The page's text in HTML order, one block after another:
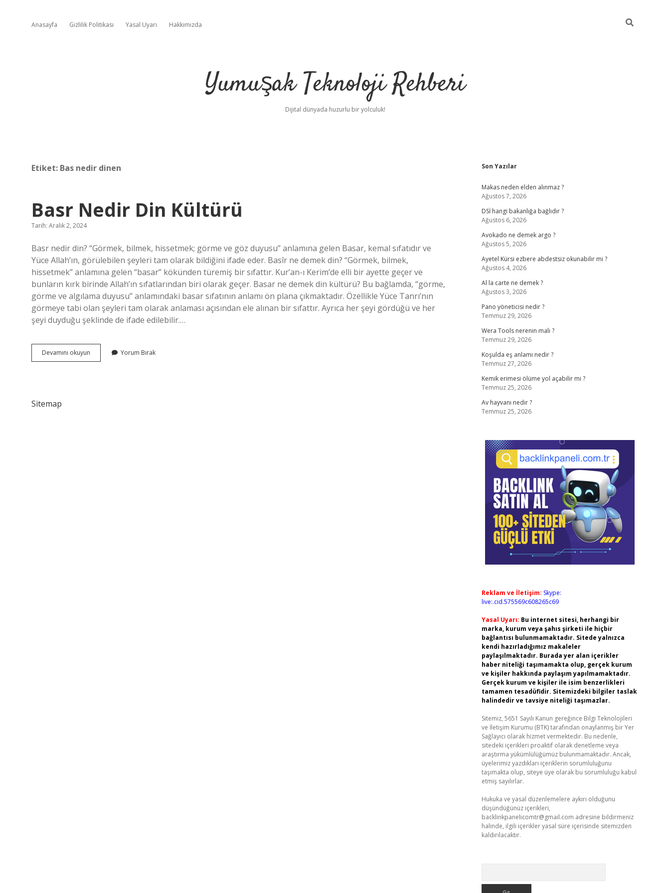
Anasayfa Gizlilik Politikası Yasal Uyarı Hakkımızda
Yumuşak Teknoloji Rehberi
Dijital dünyada huzurlu bir yolculuk!
Etiket: Bas nedir dinen
Basr Nedir Din Kültürü
Tarih: Aralık 2, 2024
Basr nedir din? “Görmek, bilmek, hissetmek; görme ve göz duyusu” anlamına gelen Basar, kemal sıfatıdır ve
Yüce Allah’ın, görülebilen şeyleri tam olarak bildiğini ifade eder. Basîr ne demek din? “Görmek, bilmek,
hissetmek” anlamına gelen “basar” kökünden türemiş bir sıfattır. Kur’an-ı Kerim’de elli bir ayette geçer ve
bunların kırk birinde Allah’ın sıfatlarından biri olarak geçer. Basar ne demek din kültürü? Bu bağlamda, “görme,
görme ve algılama duyusu” anlamındaki basar sıfatının anlamı ön plana çıkmaktadır. Özellikle Yüce Tanrı’nın
görmeye tabi olan şeyleri tam olarak anlaması açısından ele alınan bir sıfattır. Ayrıca her şeyi gördüğü ve her
şeyi duyduğu şeklinde de ifade edilebilir.…
Devamını okuyun
Nedir
Yorum Bırak
Sitemap
Sidebar
Son Yazılar
Makas neden elden alınmaz ?
Ağustos 7, 2026
DSİ hangi bakanlığa bağlıdır ?
Ağustos 6, 2026
Avokado ne demek argo ?
Ağustos 5, 2026
Ayetel Kürsi ezbere abdestsiz okunabilir mi ?
Ağustos 4, 2026
Al la carte ne demek ?
Ağustos 3, 2026
Pano yöneticisi nedir ?
Temmuz 29, 2026
Wera Tools nerenin malı ?
Temmuz 29, 2026
Koşulda eş anlamı nedir ?
Temmuz 27, 2026
Kemik erimesi ölüme yol açabilir mi ?
Temmuz 25, 2026
Av hayvanı nedir ?
Temmuz 25, 2026
Reklam ve İletişim: Skype:
live:.cid.575569c608265c69
Yasal Uyarı: Bu internet sitesi, herhangi bir
marka, kurum veya şahıs şirketi ile hiçbir
bağlantısı bulunmamaktadır. Sitede yalnızca
kendi hazırladığımız makaleler
paylaşılmaktadır. Burada yer alan içerikler
haber niteliği taşımamakta olup, gerçek kurum
ve kişiler hakkında paylaşım yapılmamaktadır.
Gerçek kurum ve kişiler ile isim benzerlikleri
tamamen tesadüfidir. Sitemizdeki bilgiler taslak
halindedir ve tavsiye niteliği taşımazlar.
Sitemiz, 5651 Sayılı Kanun gereğince Bilgi Teknolojileri
ve İletişim Kurumu (BTK) tarafından onaylanmış bir Yer
Sağlayıcı olarak hizmet vermektedir. Bu nedenle,
sitedeki içerikleri proaktif olarak denetleme veya
araştırma yükümlülüğümüz bulunmamaktadır. Ancak,
üyelerimiz yazdıkları içeriklerin sorumluluğunu
taşımakta olup, siteye üye olarak bu sorumluluğu kabul
etmiş sayılırlar.
Hukuka ve yasal düzenlemelere aykırı olduğunu
düşündüğünüz içerikleri,
backlinkpanelicomtr@gmail.com adresine bildirmeniz
halinde, ilgili içerikler yasal süre içerisinde sitemizden
kaldırılacaktır.